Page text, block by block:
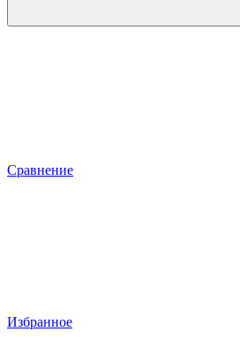
Сравнение
Избранное